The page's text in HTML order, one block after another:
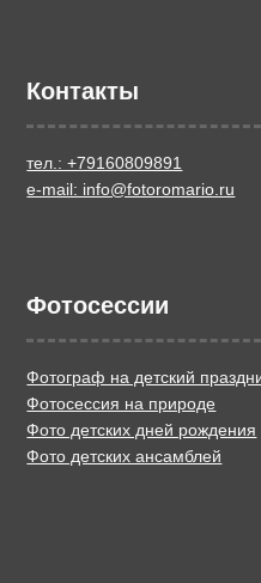
Контакты
тел.: +79160809891
e-mail: info@fotoromario.ru
Фотосессии
Фотограф на детский
Фотосессия на природе
Фото детских дней рождения
Фото детских ансамблей